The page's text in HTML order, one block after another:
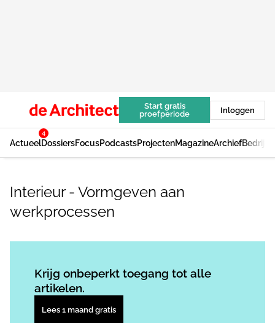
Start gratis
proefperiode
Inloggen
Actueel
4
DossiersFocusPodcastsProjectenMagazineArchief
Interieur - Vormgeven aan
werkprocessen
Krijg onbeperkt toegang tot alle
artikelen.
Lees 1 maand gratis